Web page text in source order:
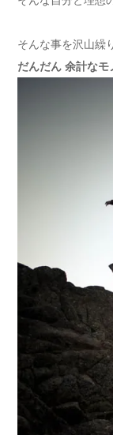
そんな事を沢山繰
だんだん 余計なモ